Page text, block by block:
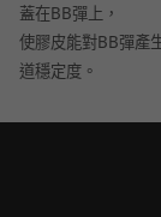
蓋在BB彈上，
使膠皮能對BB彈產
道穩定度。